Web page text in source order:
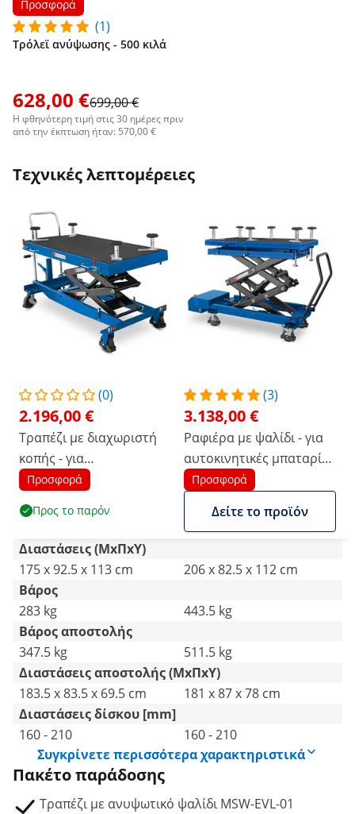
Προσφορά
(1)
Τρόλεϊ ανύψωσης - 500 κιλά
628,00 €699,00 €
Η φθηνότερη τιμή στις 30 ημέρες πριν
από την έκπτωση ήταν: 570,00 €
Τεχνικές λεπτομέρειες
(0)
2.196,00 €
Τραπέζι με διαχωριστή
κοπής - για
αυτοκινητικές μπαταρίες
kg
Προσφορά
Προς το παρόν
(3)
3.138,00 €
Ραφιέρα με ψαλίδι - για
αυτοκινητικές μπαταρίες
EVA - με ρόδες - 750 W -
έως 1200 kg
Προσφορά
Δείτε το προϊόν
Διαστάσεις (ΜxΠxΥ)
175 x 92.5 x 113 cm
206 x 82.5 x 112 cm
Βάρος
283 kg
443.5 kg
Βάρος αποστολής
347.5 kg
511.5 kg
Διαστάσεις αποστολής (ΜxΠxΥ)
183.5 x 83.5 x 69.5 cm
181 x 87 x 78 cm
Διαστάσεις δίσκου [mm]
160 - 210
160 - 210
Συγκρίνετε περισσότερα χαρακτηριστικά
Πακέτο παράδοσης
Τραπέζι με ανυψωτικό ψαλίδι MSW-EVL-01